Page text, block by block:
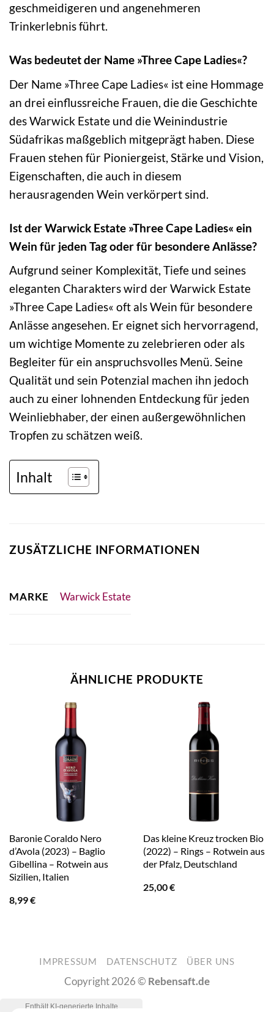
geschmeidigeren und angenehmeren
Trinkerlebnis führt.
Was bedeutet der Name »Three Cape Ladies«?
Der Name »Three Cape Ladies« ist eine Hommage
an drei einflussreiche Frauen, die die Geschichte
des Warwick Estate und die Weinindustrie
Südafrikas maßgeblich mitgeprägt haben. Diese
Frauen stehen für Pioniergeist, Stärke und Vision,
Eigenschaften, die auch in diesem
herausragenden Wein verkörpert sind.
Ist der Warwick Estate »Three Cape Ladies« ein
Wein für jeden Tag oder für besondere Anlässe?
Aufgrund seiner Komplexität, Tiefe und seines
eleganten Charakters wird der Warwick Estate
»Three Cape Ladies« oft als Wein für besondere
Anlässe angesehen. Er eignet sich hervorragend,
um wichtige Momente zu zelebrieren oder als
Begleiter für ein anspruchsvolles Menü. Seine
Qualität und sein Potenzial machen ihn jedoch
auch zu einer lohnenden Entdeckung für jeden
Weinliebhaber, der einen außergewöhnlichen
Tropfen zu schätzen weiß.
Inhalt
ZUSÄTZLICHE INFORMATIONEN
MARKE Warwick Estate
ÄHNLICHE PRODUKTE
Baronie Coraldo Nero
d’Avola (2023) – Baglio
Gibellina – Rotwein aus
Sizilien, Italien
8,99€
Das kleine Kreuz trocken Bio
(2022) – Rings – Rotwein aus
der Pfalz, Deutschland
25,00€
IMPRESSUM DATENSCHUTZ ÜBER UNS
Copyright 2026 © Rebensaft.de